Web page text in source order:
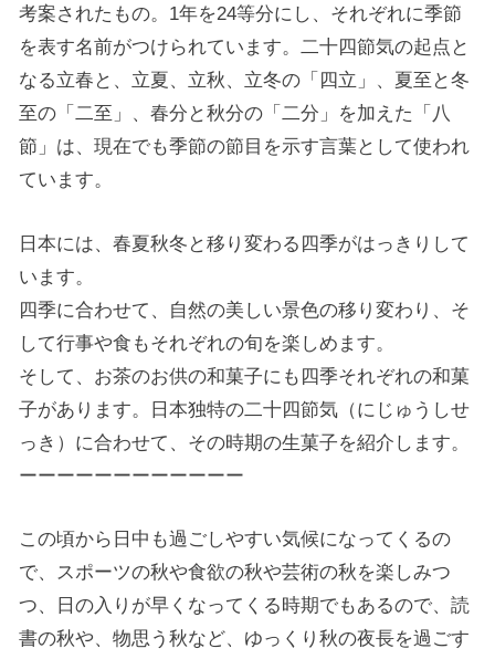
考案されたもの。1年を24等分にし、それぞれに季節
を表す名前がつけられています。二十四節気の起点と
なる立春と、立夏、立秋、立冬の「四立」、夏至と冬
至の「二至」、春分と秋分の「二分」を加えた「八
節」は、現在でも季節の節目を示す言葉として使われ
ています。
日本には、春夏秋冬と移り変わる四季がはっきりして
います。
四季に合わせて、自然の美しい景色の移り変わり、そ
して行事や食もそれぞれの旬を楽しめます。
そして、お茶のお供の和菓子にも四季それぞれの和菓
子があります。日本独特の二十四節気（にじゅうしせ
っき）に合わせて、その時期の生菓子を紹介します。
ーーーーーーーーーーーー
この頃から日中も過ごしやすい気候になってくるの
で、スポーツの秋や食欲の秋や芸術の秋を楽しみつ
つ、日の入りが早くなってくる時期でもあるので、読
書の秋や、物思う秋など、ゆっくり秋の夜長を過ごす